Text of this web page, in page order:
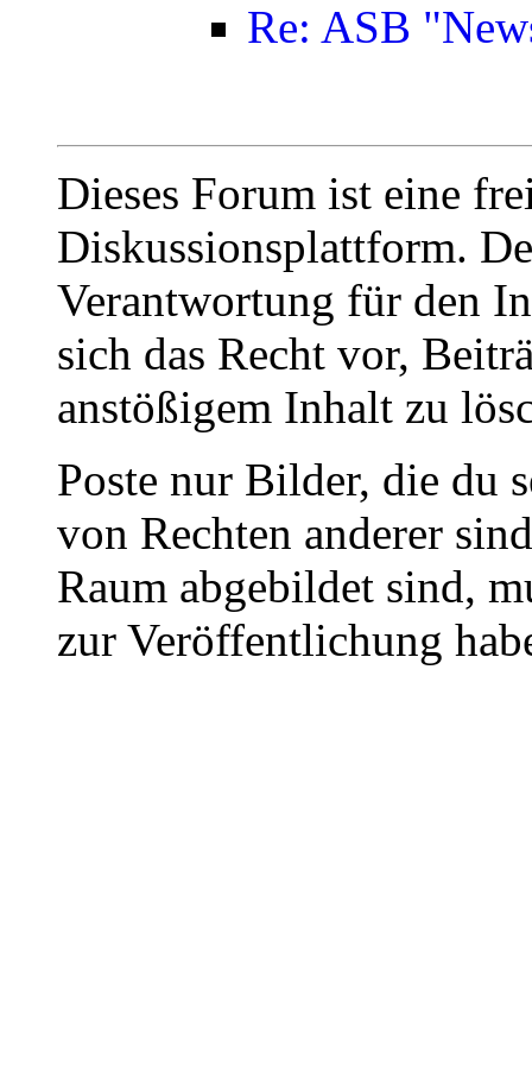
Re: ASB
Dieses Forum ist eine
Diskussionsplattform.
Verantwortung für den
sich das Recht vor,
anstößigem Inhalt zu
Poste nur Bilder, die du
von Rechten anderer
Raum abgebildet sind,
zur Veröffentlichung